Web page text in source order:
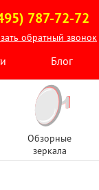
787-72-72
обратный звонок
Блог
Обзорные
зеркала